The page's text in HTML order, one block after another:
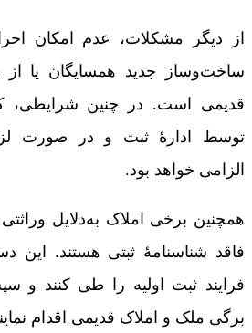
از دیگر مشکلات، عدم امکان
ساخت‌وساز جدید همسایگان یا
قدیمی است. در چنین شرایطی،
توسط ادارۀ ثبت و در صورت
الزامی خواهد بود.
همچنین برخی املاک به‌دلایل
فاقد شناسنامۀ ثبتی هستند. این
فرایند ثبت اولیه را طی کنند و
برگی ملک و املاک قدیمی اقدام